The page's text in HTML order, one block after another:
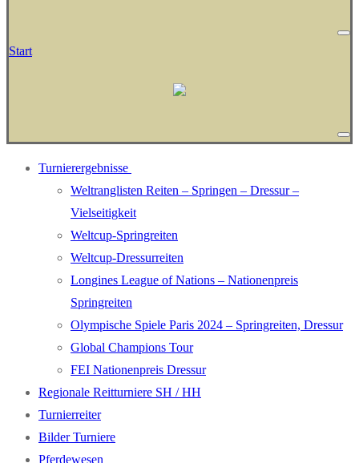
Start
Turnierergebnisse
Weltranglisten Reiten – Springen – Dressur –
Vielseitigkeit
Weltcup-Springreiten
Weltcup-Dressurreiten
Longines League of Nations – Nationenpreis
Springreiten
Olympische Spiele Paris 2024 – Springreiten, Dressur
Global Champions Tour
FEI Nationenpreis Dressur
Regionale Reitturniere SH / HH
Turnierreiter
Bilder Turniere
Pferdewesen